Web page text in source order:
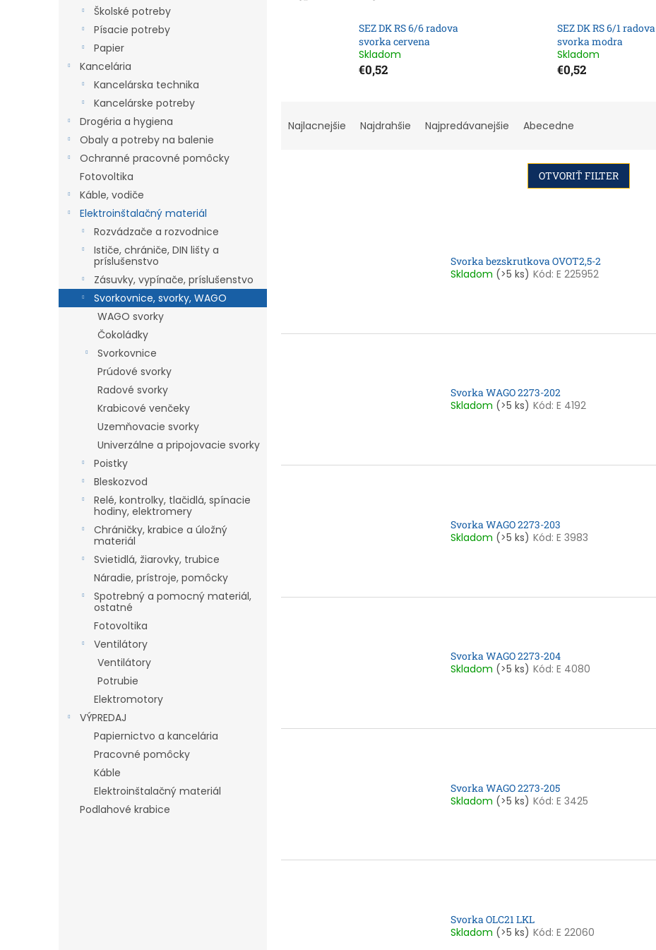
Školské potreby
Písacie potreby
Papier
Kancelária
Kancelárska technika
Kancelárske potreby
Drogéria a hygiena
Obaly a potreby na balenie
Ochranné pracovné pomôcky
Fotovoltika
Káble, vodiče
Elektroinštalačný materiál
Rozvádzače a rozvodnice
Ističe, chrániče, DIN lišty a
príslušenstvo
Zásuvky, vypínače, príslušenstvo
Svorkovnice, svorky, WAGO
WAGO svorky
Čokoládky
Svorkovnice
Prúdové svorky
Radové svorky
Krabicové venčeky
Uzemňovacie svorky
Univerzálne a pripojovacie svorky
Poistky
Bleskozvod
Relé, kontrolky, tlačidlá, spínacie
hodiny, elektromery
Chráničky, krabice a úložný
materiál
Svietidlá, žiarovky, trubice
Náradie, prístroje, pomôcky
Spotrebný a pomocný materiál,
ostatné
Fotovoltika
Ventilátory
Ventilátory
Potrubie
Elektromotory
VÝPREDAJ
Papiernictvo a kancelária
Pracovné pomôcky
Káble
Elektroinštalačný materiál
Podlahové krabice
SEZ DK RS 6/6 radova
svorka cervena
Skladom
€0,52
SEZ DK RS 6/1 radova
svorka modra
Skladom
€0,52
Najlacnejšie Najdrahšie Najpredávanejšie Abecedne
OTVORIŤ FILTER
d
Svorka bezskrutkova OVOT2,5-2
Skladom (>5 ks) Kód: E 225952
Svorka WAGO 2273-202
Skladom (>5 ks) Kód: E 4192
Svorka WAGO 2273-203
Skladom (>5 ks) Kód: E 3983
Svorka WAGO 2273-204
Skladom (>5 ks) Kód: E 4080
Svorka WAGO 2273-205
Skladom (>5 ks) Kód: E 3425
Svorka OLC21 LKL
Skladom (>5 ks) Kód: E 22060